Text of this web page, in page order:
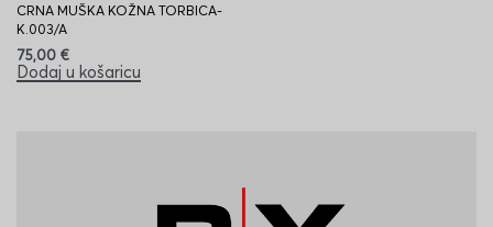
CRNA MUŠKA KOŽNA TORBICA-
K.003/A
75,00 €
Dodaj u košaricu